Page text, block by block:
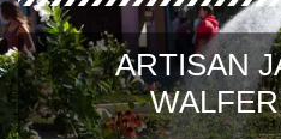
ARTISAN